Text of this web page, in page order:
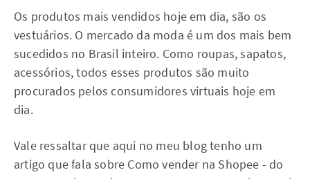
Os produtos mais vendidos hoje em dia, são os
vestuários. O mercado da moda é um dos mais bem
sucedidos no Brasil inteiro. Como roupas, sapatos,
acessórios, todos esses produtos são muito
procurados pelos consumidores virtuais hoje em
dia.
Vale ressaltar que aqui no meu blog tenho um
artigo que fala sobre Como vender na Shopee - do